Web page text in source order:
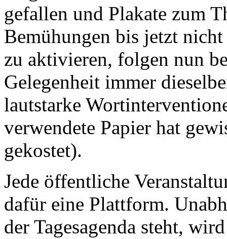
gefallen und Plakate zum
Bemühungen bis jetzt
zu aktivieren, folgen nun
Gelegenheit immer
lautstarke
verwendete Papier hat
gekostet).
Jede öffentliche
dafür eine Plattform.
der Tagesagenda steht,